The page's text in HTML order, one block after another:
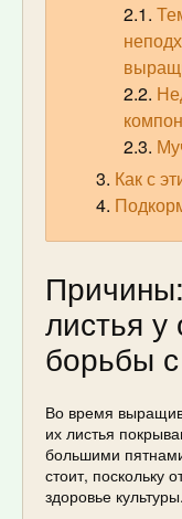
Как с
листья
борьбы
Во время
их листья
большими
стоит, поскольку
здоровье культуры.